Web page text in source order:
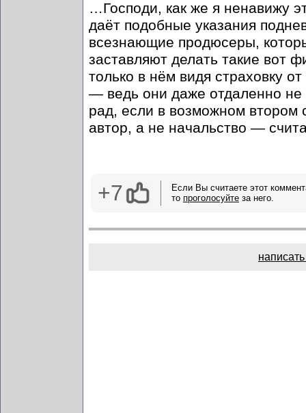
…Господи, как же я ненавижу
даёт подобные указания
всезнающие продюсеры,
заставляют делать такие вот
только в нём видя страховку
— ведь они даже отдаленно не
рад, если в возможном втором
автор, а не начальство —
+7
Если Вы считаете этот
то проголосуйте за него.